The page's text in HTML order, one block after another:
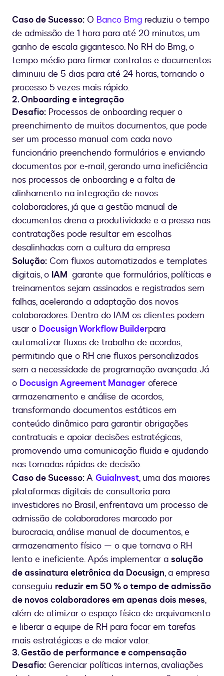
Caso de Sucesso: O Banco Bmg reduziu o tempo
de admissão de 1 hora para até 20 minutos, um
ganho de escala gigantesco. No RH do Bmg, o
tempo médio para firmar contratos e documentos
diminuiu de 5 dias para até 24 horas, tornando o
processo 5 vezes mais rápido.
2. Onboarding e integração
Desafio: Processos de onboarding requer o
preenchimento de muitos documentos, que pode
ser um processo manual com cada novo
funcionário preenchendo formulários e enviando
documentos por e-mail, gerando uma ineficiência
nos processos de onboarding e a falta de
alinhamento na integração de novos
colaboradores, já que a gestão manual de
documentos drena a produtividade e a pressa nas
contratações pode resultar em escolhas
desalinhadas com a cultura da empresa
Solução: Com fluxos automatizados e templates
digitais, o IAM garante que formulários, políticas e
treinamentos sejam assinados e registrados sem
falhas, acelerando a adaptação dos novos
colaboradores. Dentro do IAM os clientes podem
usar o Docusign Workflow Builderpara
automatizar fluxos de trabalho de acordos,
permitindo que o RH crie fluxos personalizados
sem a necessidade de programação avançada. Já
o Docusign Agreement Manager oferece
armazenamento e análise de acordos,
transformando documentos estáticos em
conteúdo dinâmico para garantir obrigações
contratuais e apoiar decisões estratégicas,
promovendo uma comunicação fluida e ajudando
nas tomadas rápidas de decisão.
Caso de Sucesso:A GuiaInvest, uma das maiores
plataformas digitais de consultoria para
investidores no Brasil, enfrentava um processo de
admissão de colaboradores marcado por
burocracia, análise manual de documentos, e
armazenamento físico — o que tornava o RH
lento e ineficiente. Após implementar a solução
de assinatura eletrônica da Docusign, a empresa
conseguiu reduzir em 50 % o tempo de admissão
de novos colaboradores em apenas dois meses,
além de otimizar o espaço físico de arquivamento
e liberar a equipe de RH para focar em tarefas
mais estratégicas e de maior valor.
3. Gestão de performance e compensação
Desafio: Gerenciar políticas internas, avaliações